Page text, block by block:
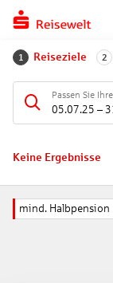
1 Reiseziele 2
Passen Sie
05.07.25 –
Keine Ergebnisse
mind. Halbpension